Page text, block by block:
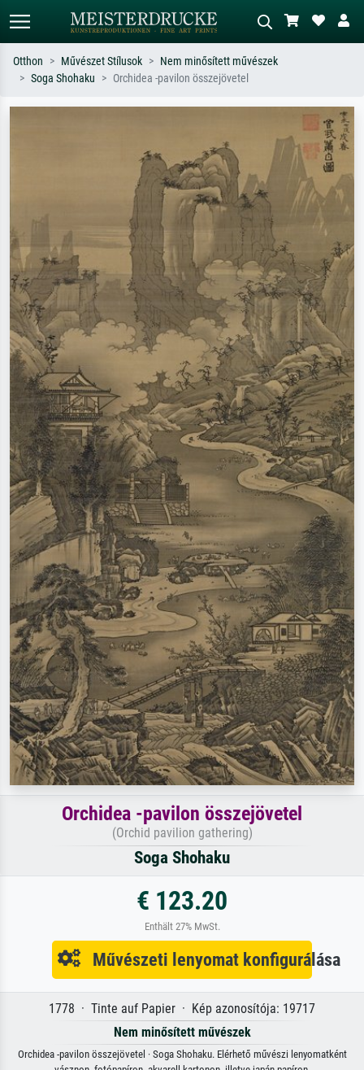
impresszionizmus, Hokusai-hullám,
Írja le a jelenetet – pl. zöld rét, sok
piros absztrakt, sötét olajkép, álló akt
egy fa mellett.
Otthon Művészet Stílusok
Nem minősített művészek
Soga Shohaku
Orchidea -pavilon összejövetel
Orchidea -pavilon összejövetel
(Orchid pavilion gathering)
Soga Shohaku
€ 123.20
Enthält 27% MwSt.
Művészeti lenyomat konfigurálása
1778 · Tinte auf Papier · Kép azonosítója: 19717
Nem minősített művészek
Orchidea -pavilon összejövetel · Soga Shohaku. Elérhető művészi lenyomatként